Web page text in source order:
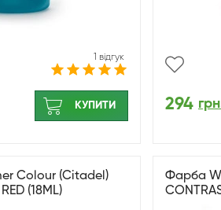
1 відгук
КУПИТИ 294
Colour (Citadel)
(18ML)
Фарба